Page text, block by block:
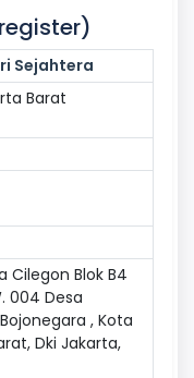
Sejahtera
Barat
Cilegon Blok B4
004 Desa
, Kota
Dki Jakarta,